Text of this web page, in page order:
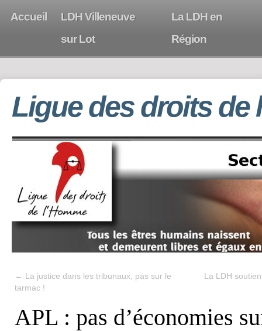
Accueil
LDH Villeneuve
sur Lot
La LDH en
Région
Ligue des droits de
← La justice dans les tribunaux, pas sur le
tarmac !
La LDH
APL : pas d’économies